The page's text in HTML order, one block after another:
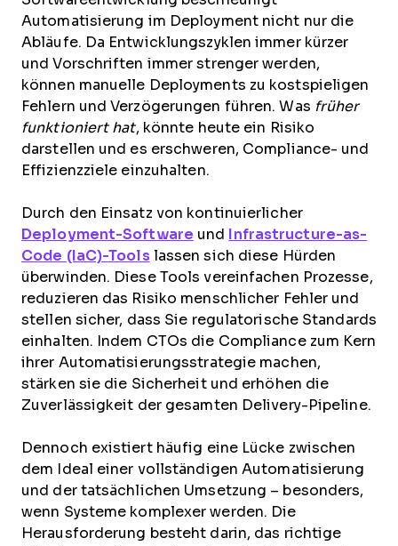
Automatisierung im Deployment nicht nur die
Abläufe. Da Entwicklungszyklen immer kürzer
und Vorschriften immer strenger werden,
können manuelle Deployments zu kostspieligen
Fehlern und Verzögerungen führen. Was früher
funktioniert hat, könnte heute ein Risiko
darstellen und es erschweren, Compliance- und
Effizienzziele einzuhalten.
Durch den Einsatz von kontinuierlicher
Deployment-Software und
Infrastructure-as-
Code (IaC)-Toolslassen sich diese Hürden
überwinden. Diese Tools vereinfachen Prozesse,
reduzieren das Risiko menschlicher Fehler und
stellen sicher, dass Sie regulatorische Standards
einhalten. Indem CTOs die Compliance zum Kern
ihrer Automatisierungsstrategie machen,
stärken sie die Sicherheit und erhöhen die
Zuverlässigkeit der gesamten Delivery-Pipeline.
Dennoch existiert häufig eine Lücke zwischen
dem Ideal einer vollständigen Automatisierung
und der tatsächlichen Umsetzung – besonders,
wenn Systeme komplexer werden. Die
Herausforderung besteht darin, das richtige